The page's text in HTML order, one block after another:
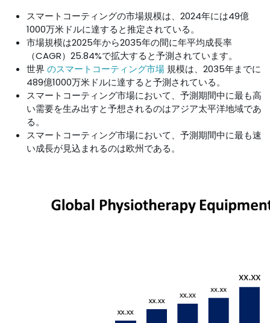
スマートコーティングの市場規模は、2024年には49億
1000万米ドルに達すると推定されている。
市場規模は2025年から2035年の間に年平均成長率
（CAGR）25.84%で拡大すると予測されています。
世界 のスマートコーティング市場 規模は、2035年までに
489億1000万米ドルに達すると予測されている。
スマートコーティング市場において、予測期間中に最も高
い需要を生み出すと予想されるのはアジア太平洋地域であ
る。
スマートコーティング市場において、予測期間中に最も速
い成長が見込まれるのは欧州である。